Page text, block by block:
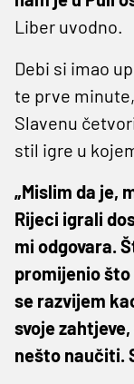
Liber uvodno.
Debi si imao
te prve
Slavenu
stil igre u
„Mislim da je,
Rijeci igrali
mi odgovara.
promijenio što
se razvijem
svoje
nešto naučiti.